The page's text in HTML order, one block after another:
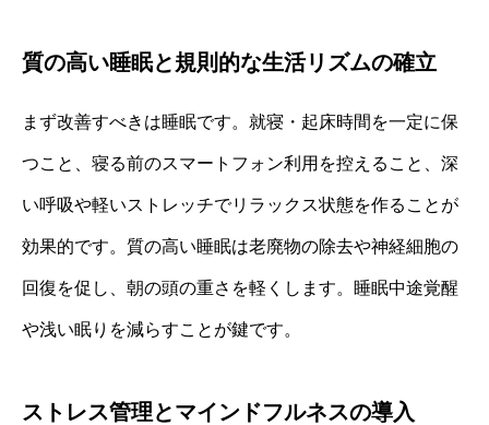
質の高い睡眠と規則的な生活リズムの確立
まず改善すべきは睡眠です。就寝・起床時間を一定に保
つこと、寝る前のスマートフォン利用を控えること、深
い呼吸や軽いストレッチでリラックス状態を作ることが
効果的です。質の高い睡眠は老廃物の除去や神経細胞の
回復を促し、朝の頭の重さを軽くします。睡眠中途覚醒
や浅い眠りを減らすことが鍵です。
ストレス管理とマインドフルネスの導入